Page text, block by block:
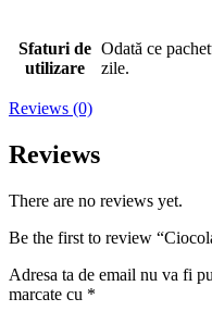
Sfaturi de
utilizare
Odată ce
zile.
Reviews (0)
Reviews
There are no reviews yet.
Be the first to review
Adresa ta de email nu va fi
marcate cu *